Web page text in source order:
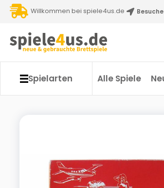
Willkommen bei spiele4us.de
Spielarten Alle Spiele